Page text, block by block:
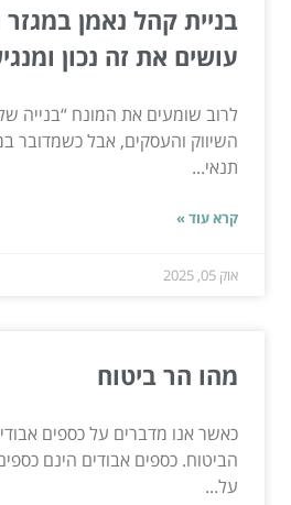
בניית קהל נאמן
עושים את זה נכון
לרוב שומעים את המונח “בנייה
השיווק והעסקים, אבל כשמדובר
תנאי...
קרא עוד »
אוק 05, 2025
מהו הר ביטוח
כאשר אנו מדברים על כספים
הביטוח. כספים אבודים הינם
על...